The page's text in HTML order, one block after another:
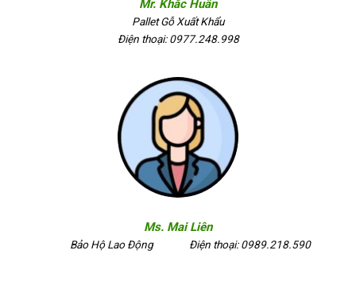
Mr. Khắc Huân
Pallet Gỗ Xuất Khẩu
Điện thoại: 0977.248.998
Ms. Mai Liên
Bảo Hộ Lao Động Điện thoại: 0989.218.590